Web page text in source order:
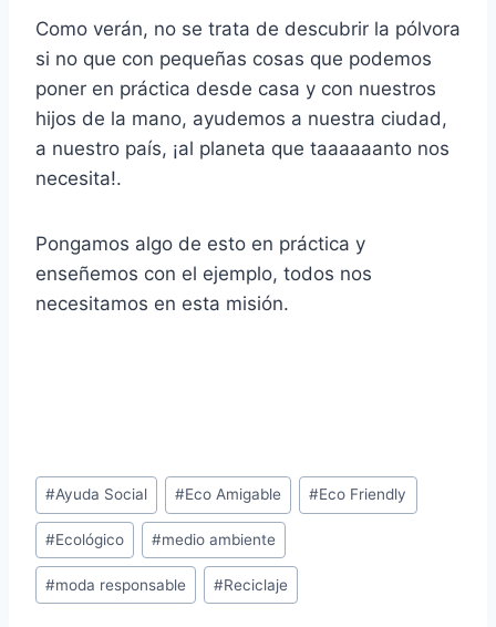
Como verán, no se trata de descubrir la pólvora
si no que con pequeñas cosas que podemos
poner en práctica desde casa y con nuestros
hijos de la mano, ayudemos a nuestra ciudad,
a nuestro país, ¡al planeta que taaaaaanto nos
necesita!.
Pongamos algo de esto en práctica y
enseñemos con el ejemplo, todos nos
necesitamos en esta misión.
Post
Tags:
#Ayuda Social #Eco Amigable #Eco Friendly
#Ecológico #medio ambiente
#moda responsable #Reciclaje